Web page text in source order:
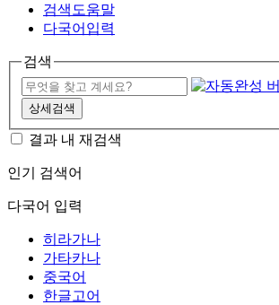
검색도움말
다국어입력
검색
상세검색
결과 내 재검색
인기 검색어
다국어 입력
히라가나
가타카나
중국어
한글고어